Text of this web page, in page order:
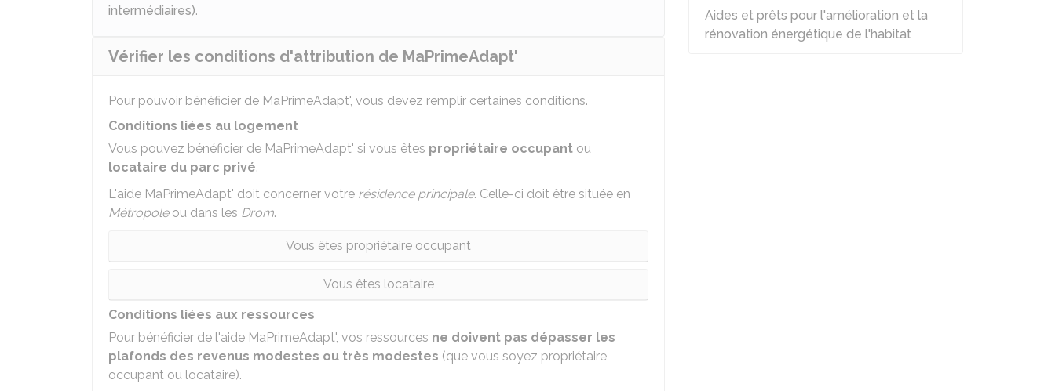
intermédiaires).
Vérifier les conditions d'attribution de MaPrimeAdapt'
Pour pouvoir bénéficier de MaPrimeAdapt', vous devez remplir certaines conditions.
Conditions liées au logement
Vous pouvez bénéficier de MaPrimeAdapt' si vous êtes propriétaire occupant ou
locataire du parc privé.
L'aide MaPrimeAdapt' doit concerner votre résidence principale. Celle-ci doit être située en
Métropoleou dans les Drom.
Vous êtes propriétaire occupant
Vous êtes locataire
Conditions liées aux ressources
Pour bénéficier de l'aide MaPrimeAdapt', vos ressources ne doivent pas dépasser les
plafonds des revenus modestes ou très modestes (que vous soyez propriétaire
occupant ou locataire).
Aides et prêts pour l'amélioration et la
rénovation énergétique de l'habitat